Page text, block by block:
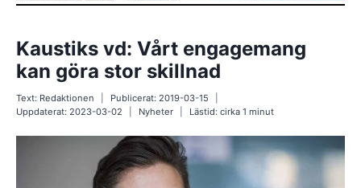
Kaustiks vd: Vårt engagemang
kan göra stor skillnad
Text: Redaktionen Publicerat: 2019-03-15
Uppdaterat: 2023-03-02 Nyheter Lästid: cirka1minut